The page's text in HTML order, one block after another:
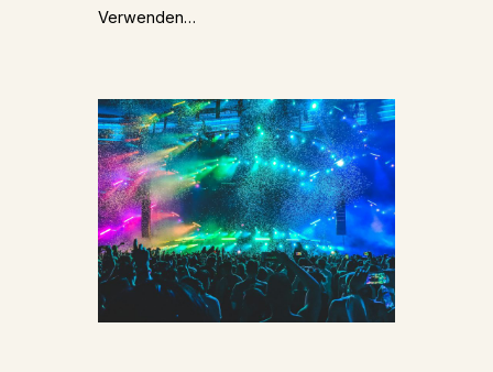
Verwenden…